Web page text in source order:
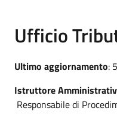
Ufficio
Ultimo aggiornamento:
Istruttore
Responsabile di